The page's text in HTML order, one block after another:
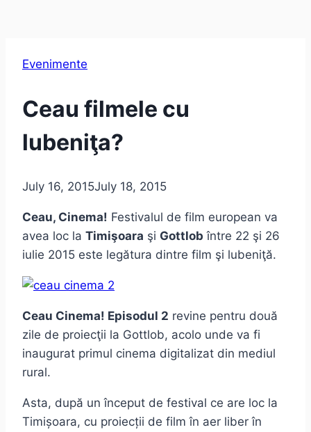
Evenimente
Ceau filmele cu
lubeniţa?
July 16, 2015July 18, 2015
Ceau, Cinema! Festivalul de film european va
avea loc la Timişoara şi Gottlob între 22 şi 26
iulie 2015 este legătura dintre film şi lubeniţă.
Ceau Cinema! Episodul 2 revine pentru două
zile de proiecţii la Gottlob, acolo unde va fi
inaugurat primul cinema digitalizat din mediul
rural.
Asta, după un început de festival ce are loc la
Timișoara, cu proiecții de film în aer liber în